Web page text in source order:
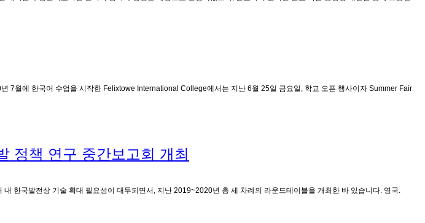
7월에 한국어 수업을 시작한 Felixtowe International College에서는 지난 6월 25일 금요일, 학교 오픈 행사이자 Summer Fair
정책 연구 중간보고회 개최
한국발전상 기술 확대 필요성이 대두되면서, 지난 2019~2020년 총 세 차례의 라운드테이블을 개최한 바 있습니다. 영국.